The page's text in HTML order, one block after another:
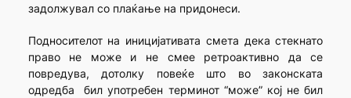
задолжувал со плаќање на придонеси.
Подносителот на иницијативата смета дека стекнато
право не може и не смее ретроактивно да се
повредува, дотолку повеќе што во законската
одредба бил употребен терминот “може” кој не бил